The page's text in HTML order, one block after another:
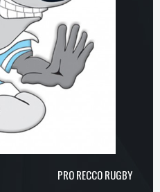
PRO RECCO RUGBY